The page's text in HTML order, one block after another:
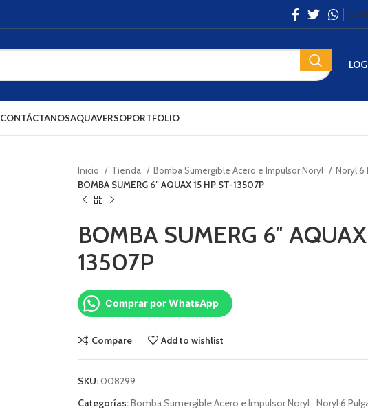
CONTÁCTANOSAQUAVERSOPORTFOLIO
Inicio Tienda Bomba Sumergible Acero e Impulsor Noryl Noryl 6
BOMBA SUMERG 6″ AQUAX 15 HP ST-13507P
BOMBA SUMERG 6″
13507P
Comprar por WhatsApp
Compare Add to wishlist
SKU:008299
Categorías:Bomba Sumergible Acero e Impulsor Noryl, Noryl 6